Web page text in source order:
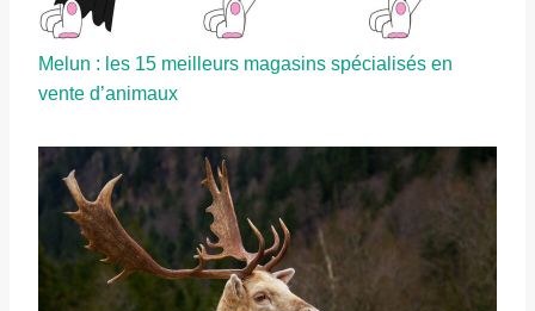
Melun : les 15 meilleurs magasins spécialisés en
vente d’animaux